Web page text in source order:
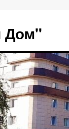
Дом"